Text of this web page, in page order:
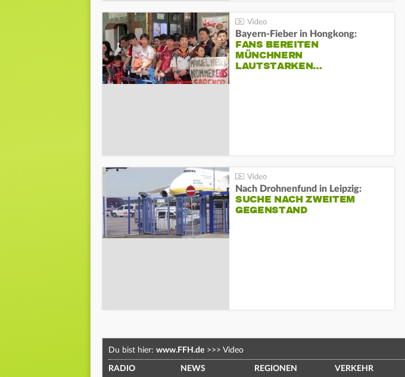
Bayern-Fieber in Hongkong:
FANS BEREITEN
MÜNCHNERN
LAUTSTARKEN…
Nach Drohnenfund in Leipzig:
SUCHE NACH ZWEITEM
GEGENSTAND
Du bist hier: www.FFH.de >>> Video
RADIO NEWS REGIONEN VERKEHR